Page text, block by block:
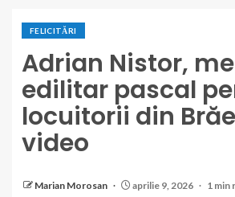
FELICITĂRI
Adrian Nistor,
edilitar pascal
locuitorii din
video
Marian Morosan aprilie 9, 2026 1 min
CREATOR: gd-jpeg v1.0 (using IJG